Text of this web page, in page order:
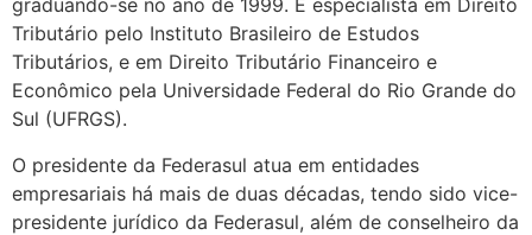
graduando-se no ano de 1999. É especialista em Direito
Tributário pelo Instituto Brasileiro de Estudos
Tributários, e em Direito Tributário Financeiro e
Econômico pela Universidade Federal do Rio Grande do
Sul (UFRGS).
O presidente da Federasul atua em entidades
empresariais há mais de duas décadas, tendo sido vice-
presidente jurídico da Federasul, além de conselheiro da